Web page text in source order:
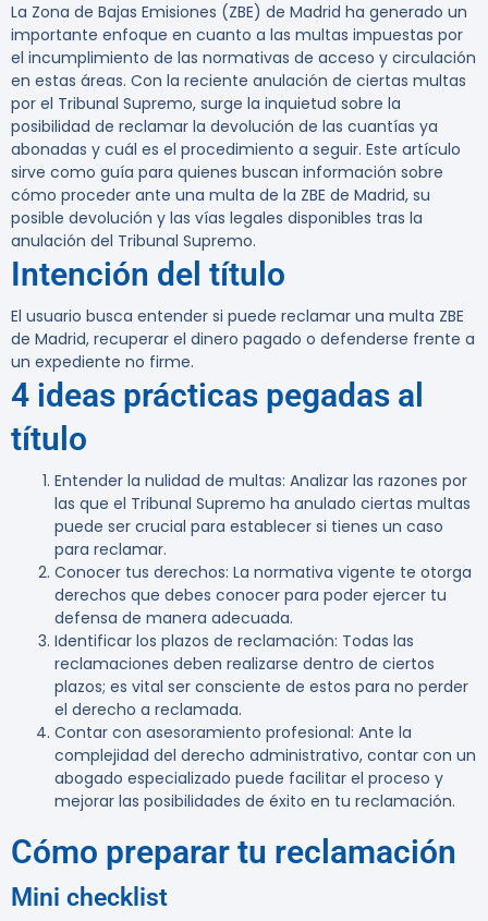
La Zona de Bajas Emisiones (ZBE) de Madrid ha generado un
importante enfoque en cuanto a las multas impuestas por
el incumplimiento de las normativas de acceso y circulación
en estas áreas. Con la reciente anulación de ciertas multas
por el Tribunal Supremo, surge la inquietud sobre la
posibilidad de reclamar la devolución de las cuantías ya
abonadas y cuál es el procedimiento a seguir. Este artículo
sirve como guía para quienes buscan información sobre
cómo proceder ante una multa de la ZBE de Madrid, su
posible devolución y las vías legales disponibles tras la
anulación del Tribunal Supremo.
Intención del título
El usuario busca entender si puede reclamar una multa ZBE
de Madrid, recuperar el dinero pagado o defenderse frente a
un expediente no firme.
4 ideas prácticas pegadas al
título
Entender la nulidad de multas: Analizar las razones por
las que el Tribunal Supremo ha anulado ciertas multas
puede ser crucial para establecer si tienes un caso
para reclamar.
Conocer tus derechos: La normativa vigente te otorga
derechos que debes conocer para poder ejercer tu
defensa de manera adecuada.
Identificar los plazos de reclamación: Todas las
reclamaciones deben realizarse dentro de ciertos
plazos; es vital ser consciente de estos para no perder
el derecho a reclamada.
Contar con asesoramiento profesional: Ante la
complejidad del derecho administrativo, contar con un
abogado especializado puede facilitar el proceso y
mejorar las posibilidades de éxito en tu reclamación.
Cómo preparar tu reclamación
Mini checklist